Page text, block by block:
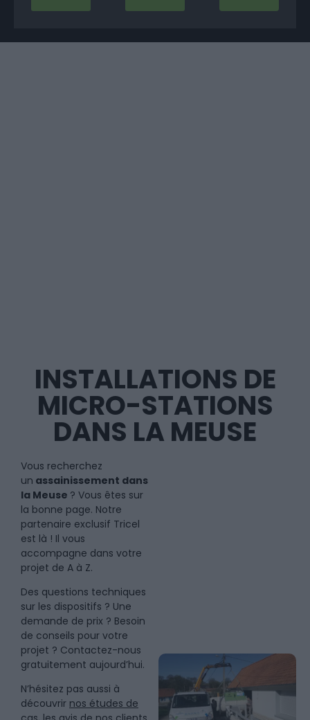
INSTALLATIONS DE
MICRO-STATIONS
DANS LA MEUSE
Vous recherchez
un assainissement dans
la Meuse ? Vous êtes sur
la bonne page. Notre
partenaire exclusif Tricel
est là ! Il vous
accompagne dans votre
projet de A à Z.
Des questions techniques
sur les dispositifs ? Une
demande de prix ? Besoin
de conseils pour votre
projet ? Contactez-nous
gratuitement aujourd’hui.
N’hésitez pas aussi à
découvrir nos études de